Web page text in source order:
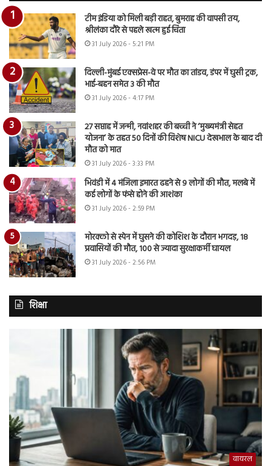
टीम इंडिया को मिली बड़ी राहत, बुमराह की वापसी तय,
श्रीलंका दौरे से पहले खत्म हुई चिंता
31 July 2026 - 5:21 PM
दिल्ली-मुंबई एक्सप्रेस-वे पर मौत का तांडव, डंपर में घुसी ट्रक,
भाई-बहन समेत 3 की मौत
31 July 2026 - 4:17 PM
27 सप्ताह में जन्मी, नवांशहर की बच्ची ने ‘मुख्यमंत्री सेहत
योजना’ के तहत 50 दिनों की विशेष NICU देखभाल के बाद दी
मौत को मात
31 July 2026 - 3:33 PM
भिवंडी में 4 मंजिला इमारत ढहने से 9 लोगों की मौत, मलबे में
कई लोगों के फंसे होने की आशंका
31 July 2026 - 2:59 PM
मोरक्को से स्पेन में घुसने की कोशिश के दौरान भगदड़, 18
प्रवासियों की मौत, 100 से ज्यादा सुरक्षाकर्मी घायल
31 July 2026 - 2:56 PM
शिक्षा
वायरल